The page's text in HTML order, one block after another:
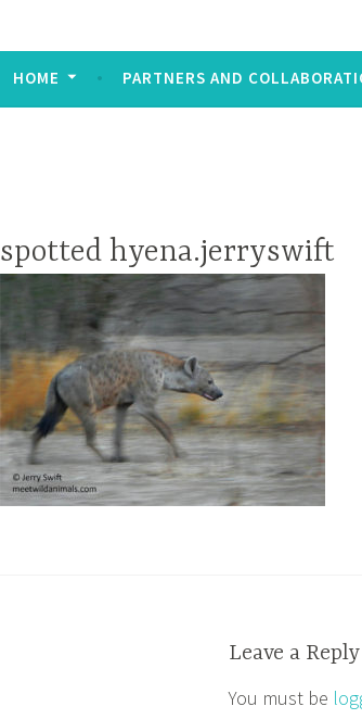
HOME PARTNERS AND
spotted hyena.jerryswift
Leave a Reply
You must be